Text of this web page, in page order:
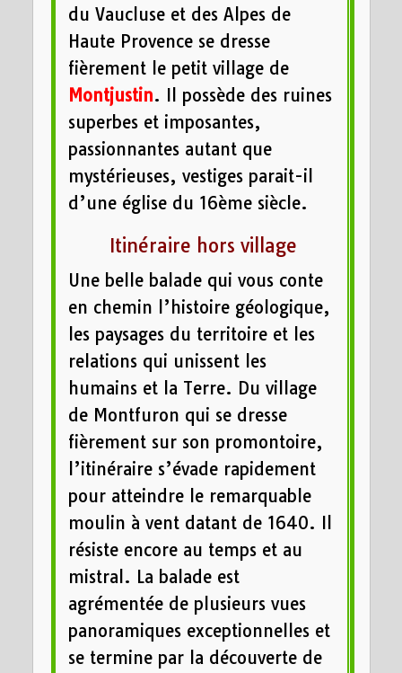
du Vaucluse et des Alpes de
Haute Provence se dresse
fièrement le petit village de
Montjustin. Il possède des ruines
superbes et imposantes,
passionnantes autant que
mystérieuses, vestiges parait-il
d’une église du 16ème siècle.
Itinéraire hors village
Une belle balade qui vous conte
en chemin l’histoire géologique,
les paysages du territoire et les
relations qui unissent les
humains et la Terre. Du village
de Montfuron qui se dresse
fièrement sur son promontoire,
l’itinéraire s’évade rapidement
pour atteindre le remarquable
moulin à vent datant de 1640. Il
résiste encore au temps et au
mistral. La balade est
agrémentée de plusieurs vues
panoramiques exceptionnelles et
se termine par la découverte de